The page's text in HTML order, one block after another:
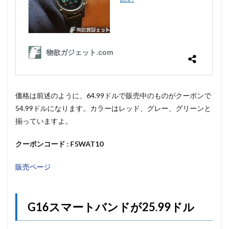
価格は前述のように、64.99ドルで販売中のものがクーポンで
54.99ドルになります。カラーはレッド、グレー、グリーンと
揃っていますよ。
クーポンコード : F5WAT10
販売ページ
G16スマートバンドが25.99ドル